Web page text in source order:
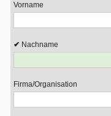
Vorname
Nachname
Firma/Organisation